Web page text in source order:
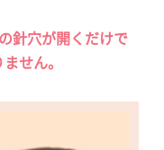
針穴が開くだけで
せん。